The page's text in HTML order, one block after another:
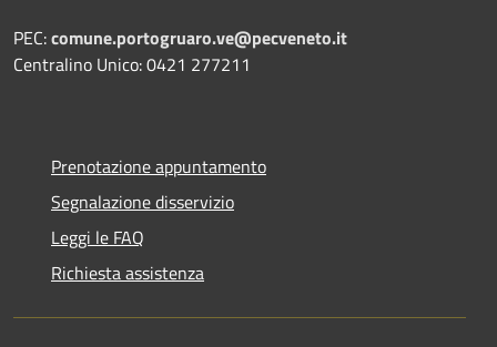
PEC:comune.portogruaro.ve@pecveneto.it
Centralino Unico: 0421 277211
Prenotazione appuntamento
Segnalazione disservizio
Leggi le FAQ
Richiesta assistenza